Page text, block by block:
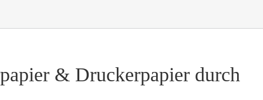
& Druckerpapier durch